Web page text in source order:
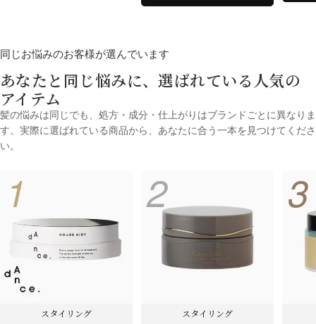
同じお悩みのお客様が選んでいます
あなたと同じ悩みに、選ばれている人気の
アイテム
髪の悩みは同じでも、処方・成分・仕上がりはブランドごとに異なりま
す。実際に選ばれている商品から、あなたに合う一本を見つけてくださ
い。
1
スタイリング
2
スタイリング
3